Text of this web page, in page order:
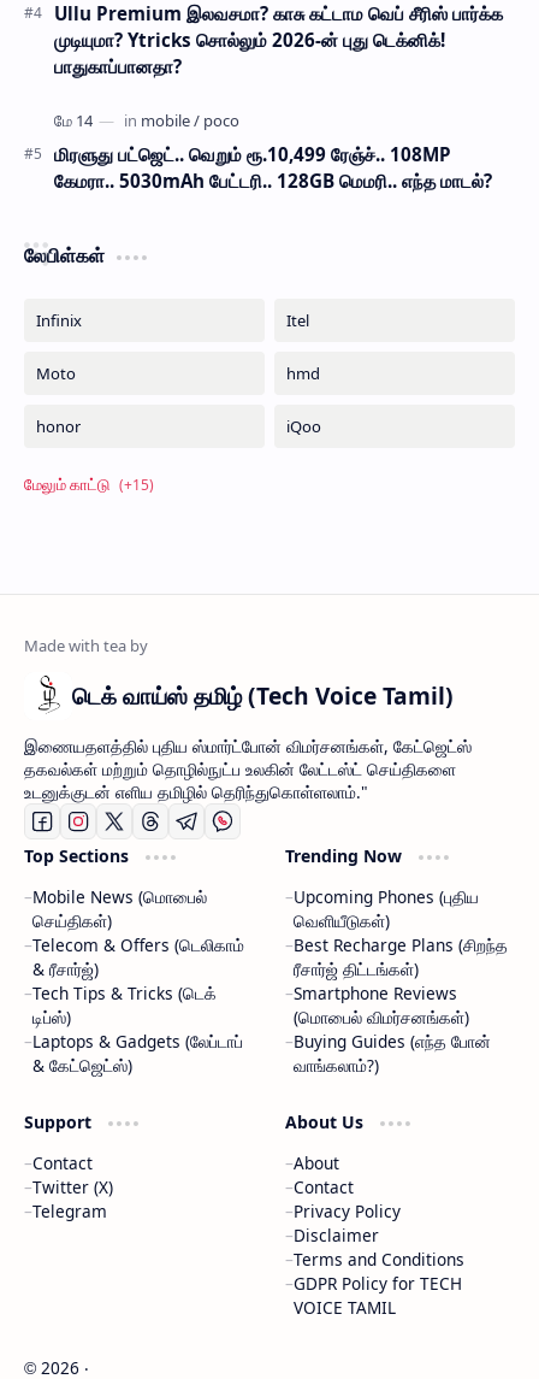
Ullu Premium இலவசமா? காசு கட்டாம வெப் சீரிஸ் பார்க்க
முடியுமா? Ytricks சொல்லும் 2026-ன் புது டெக்னிக்!
பாதுகாப்பானதா?
மிரளுது பட்ஜெட்.. வெறும் ரூ.10,499 ரேஞ்ச்.. 108MP
கேமரா.. 5030mAh பேட்டரி.. 128GB மெமரி.. எந்த மாடல்?
லேபிள்கள்
டெக் வாய்ஸ் தமிழ் (Tech Voice Tamil)
இணையதளத்தில் புதிய ஸ்மார்ட்போன் விமர்சனங்கள், கேட்ஜெட்ஸ்
தகவல்கள் மற்றும் தொழில்நுட்ப உலகின் லேட்டஸ்ட் செய்திகளை
உடனுக்குடன் எளிய தமிழில் தெரிந்துகொள்ளலாம்."
Top Sections
Mobile News (மொபைல்
செய்திகள்)
Telecom & Offers (டெலிகாம்
& ரீசார்ஜ்)
Tech Tips & Tricks (டெக்
டிப்ஸ்)
Laptops & Gadgets (லேப்டாப்
& கேட்ஜெட்ஸ்)
Trending Now
Upcoming Phones (புதிய
வெளியீடுகள்)
Best Recharge Plans (சிறந்த
ரீசார்ஜ் திட்டங்கள்)
Smartphone Reviews
(மொபைல் விமர்சனங்கள்)
Buying Guides (எந்த போன்
வாங்கலாம்?)
Support
Contact
Twitter (X)
Telegram
About Us
About
Contact
Privacy Policy
Disclaimer
Terms and Conditions
GDPR Policy for TECH
VOICE TAMIL
© 2026 ‧